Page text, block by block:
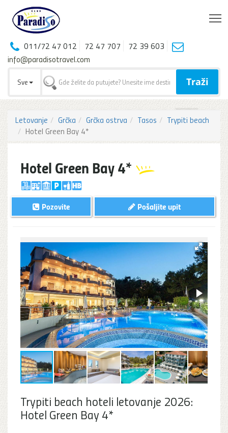
011/72 47 012 72 47 707
72 39 603
info@paradisotravel.com
Sve Traži
Letovanje Grčka Grčka ostrva Tasos
Trypiti beach
Hotel Green Bay 4*
Hotel Green Bay 4*
Pošaljite upit
Pozovite
Trypiti beach hoteli letovanje 2026:
Hotel Green Bay 4*